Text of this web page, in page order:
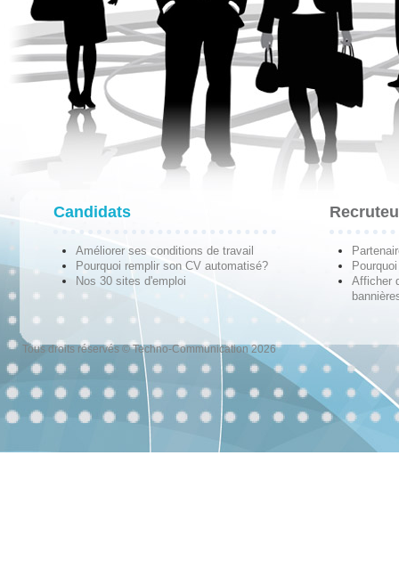
Candidats
Améliorer ses conditions de travail
Pourquoi remplir son CV automatisé?
Nos 30 sites d'emploi
Afficher
Tous droits réservés © Techno-Communication 2026